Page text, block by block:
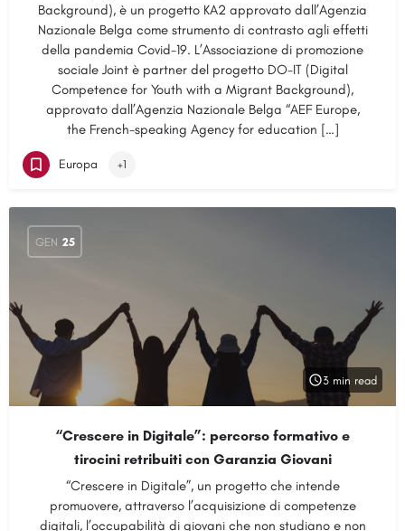
Background), è un progetto KA2 approvato dall’Agenzia
Nazionale Belga come strumento di contrasto agli effetti
della pandemia Covid-19. L’Associazione di promozione
sociale Joint è partner del progetto DO-IT (Digital
Competence for Youth with a Migrant Background),
approvato dall’Agenzia Nazionale Belga “AEF Europe,
the French-speaking Agency for education […]
Europa +1
GEN 25
3 min read
“Crescere in Digitale”: percorso formativo e
tirocini retribuiti con Garanzia Giovani
“Crescere in Digitale”, un progetto che intende
promuovere, attraverso l’acquisizione di competenze
digitali, l’occupabilità di giovani che non studiano e non